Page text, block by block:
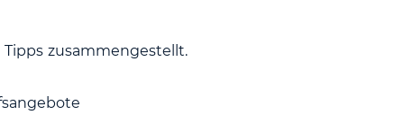
zusammengestellt.